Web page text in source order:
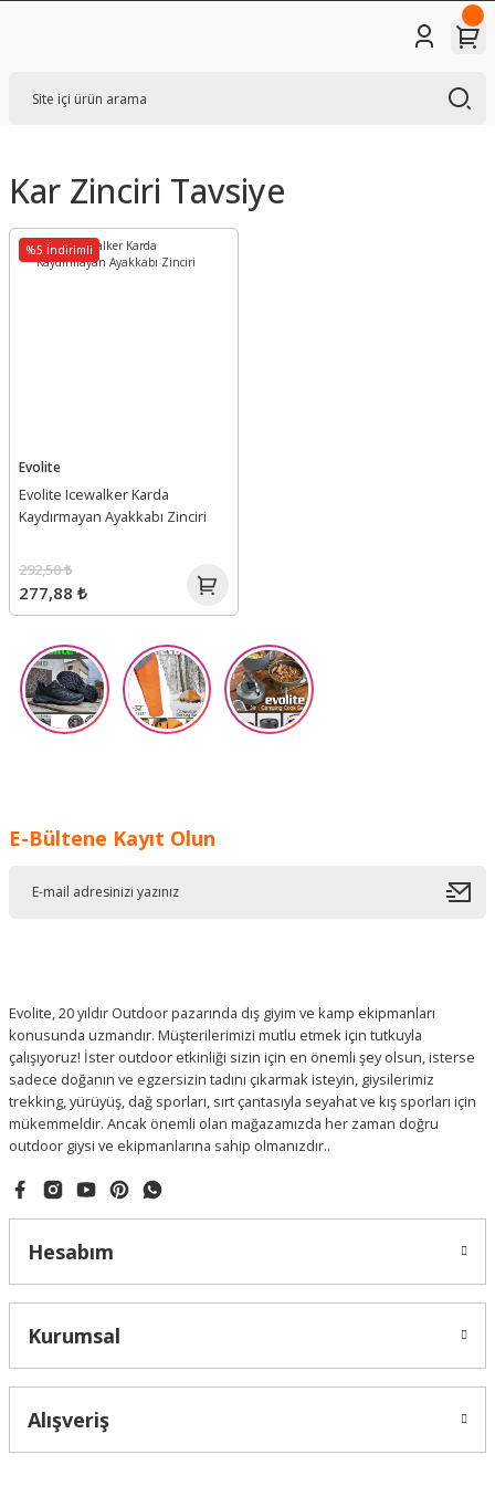
Kar Zinciri Tavsiye
%5 İndirimli
Evolite
Evolite Icewalker Karda
Kaydırmayan Ayakkabı Zinciri
277,88 ₺
292,50 ₺
E-Bültene Kayıt Olun
Evolite, 20 yıldır Outdoor pazarında dış giyim ve kamp ekipmanları
konusunda uzmandır. Müşterilerimizi mutlu etmek için tutkuyla
çalışıyoruz! İster outdoor etkinliği sizin için en önemli şey olsun, isterse
sadece doğanın ve egzersizin tadını çıkarmak isteyin, giysilerimiz
trekking, yürüyüş, dağ sporları, sırt çantasıyla seyahat ve kış sporları için
mükemmeldir. Ancak önemli olan mağazamızda her zaman doğru
outdoor giysi ve ekipmanlarına sahip olmanızdır..
Hesabım
Kurumsal
Alışveriş